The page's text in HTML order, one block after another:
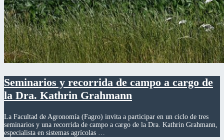
Seminarios y recorrida de campo a cargo de
la Dra. Kathrin Grahmann
La Facultad de Agronomía (Fagro) invita a participar en un ciclo de tres
seminarios y una recorrida de campo a cargo de la Dra. Kathrin Grahmann,
especialista en sistemas agrícolas …